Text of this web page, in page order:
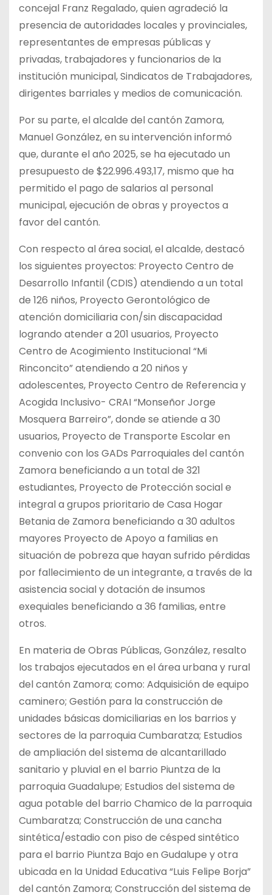
concejal Franz Regalado, quien agradeció la
presencia de autoridades locales y provinciales,
representantes de empresas públicas y
privadas, trabajadores y funcionarios de la
institución municipal, Sindicatos de Trabajadores,
dirigentes barriales y medios de comunicación.
Por su parte, el alcalde del cantón Zamora,
Manuel González, en su intervención informó
que, durante el año 2025, se ha ejecutado un
presupuesto de $22.996.493,17, mismo que ha
permitido el pago de salarios al personal
municipal, ejecución de obras y proyectos a
favor del cantón.
Con respecto al área social, el alcalde, destacó
los siguientes proyectos: Proyecto Centro de
Desarrollo Infantil (CDIS) atendiendo a un total
de 126 niños, Proyecto Gerontológico de
atención domiciliaria con/sin discapacidad
logrando atender a 201 usuarios, Proyecto
Centro de Acogimiento Institucional “Mi
Rinconcito” atendiendo a 20 niños y
adolescentes, Proyecto Centro de Referencia y
Acogida Inclusivo- CRAI “Monseñor Jorge
Mosquera Barreiro”, donde se atiende a 30
usuarios, Proyecto de Transporte Escolar en
convenio con los GADs Parroquiales del cantón
Zamora beneficiando a un total de 321
estudiantes, Proyecto de Protección social e
integral a grupos prioritario de Casa Hogar
Betania de Zamora beneficiando a 30 adultos
mayores Proyecto de Apoyo a familias en
situación de pobreza que hayan sufrido pérdidas
por fallecimiento de un integrante, a través de la
asistencia social y dotación de insumos
exequiales beneficiando a 36 familias, entre
otros.
En materia de Obras Públicas, González, resalto
los trabajos ejecutados en el área urbana y rural
del cantón Zamora; como: Adquisición de equipo
caminero; Gestión para la construcción de
unidades básicas domiciliarias en los barrios y
sectores de la parroquia Cumbaratza; Estudios
de ampliación del sistema de alcantarillado
sanitario y pluvial en el barrio Piuntza de la
parroquia Guadalupe; Estudios del sistema de
agua potable del barrio Chamico de la parroquia
Cumbaratza; Construcción de una cancha
sintética/estadio con piso de césped sintético
para el barrio Piuntza Bajo en Gudalupe y otra
ubicada en la Unidad Educativa “Luis Felipe Borja”
del cantón Zamora; Construcción del sistema de